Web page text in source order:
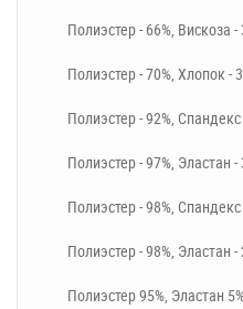
Полиэстер - 66%, Вискоза
Полиэстер - 70%, Хлопок -
Полиэстер - 92%, Спандекс
Полиэстер - 97%, Эластан -
Полиэстер - 98%, Спандекс
Полиэстер - 98%, Эластан -
Полиэстер 95%, Эластан